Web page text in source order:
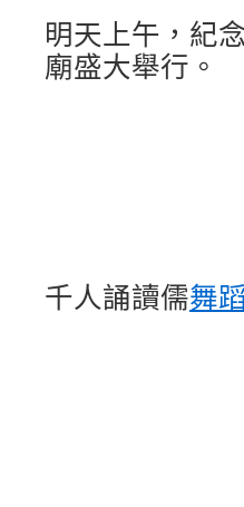
明天上午，紀
廟盛大舉行。
千人誦讀儒舞